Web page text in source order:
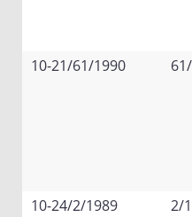
10-21/61/1990
10-24/2/1989 2/